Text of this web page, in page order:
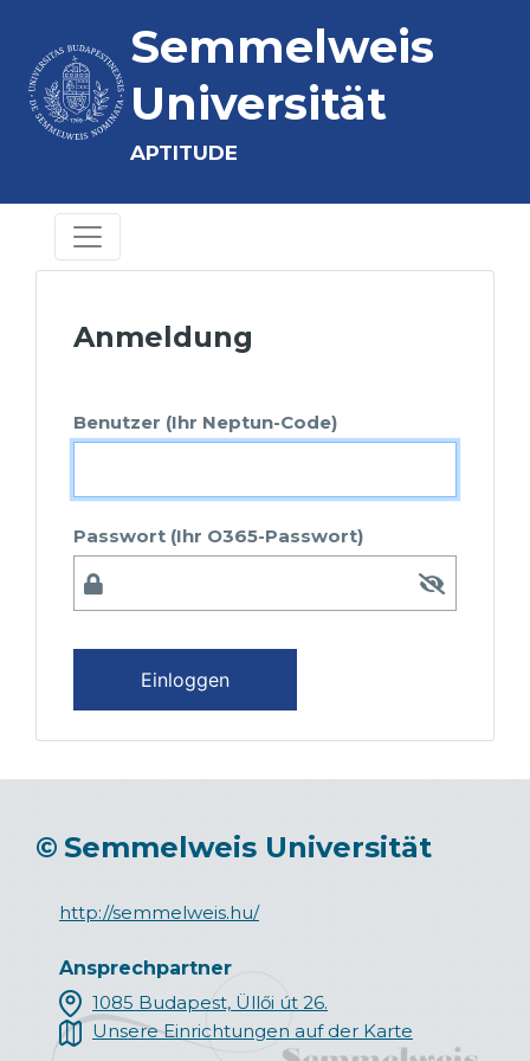
Semmelweis
Universität
APTITUDE
Anmeldung
Benutzer (Ihr Neptun-Code)
Passwort (Ihr O365-Passwort)
Einloggen
© Semmelweis Universität
http://semmelweis.hu/
Ansprechpartner
1085 Budapest, Üllői út 26.
Unsere Einrichtungen auf der Karte